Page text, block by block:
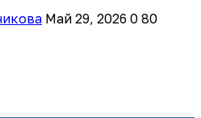
Май 29, 2026 0 80